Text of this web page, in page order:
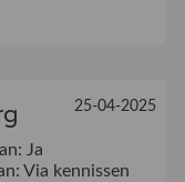
25-04-2025
Ja
Via kennissen